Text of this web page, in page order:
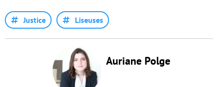
Justice Liseuses
Auriane Polge